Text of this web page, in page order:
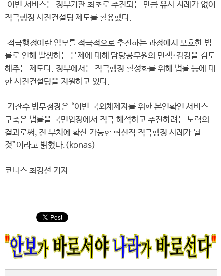
이번 서비스는 정부기관 최초로 추진되는 만큼 유사 사례가 없어
적극행정 사전컨설팅 제도를 활용했다.
적극행정이란 업무를 적극적으로 추진하는 과정에서 모호한 법
률로 인해 발생하는 문제에 대해 담당공무원의 면책·감경을 검토
해주는 제도다. 정부에서는 적극행정 활성화를 위해 법률 등에 대
한 사전컨설팅을 지원하고 있다.
기찬수 병무청장은 “이번 국외체제자를 위한 본인확인 서비스
구축은 법률을 국민입장에서 적극 해석하고 추진하려는 노력의
결과로써, 전 부처에 확산 가능한 혁신적 적극행정 사례가 될
것”이라고 밝혔다.(konas)
코나스 최경선 기자